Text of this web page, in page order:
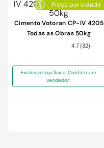
preço por cidade
Cimento Votoran CP-IV 4205
Todas as Obras 50kg
4.7(32)
Exclusivo loja física: Contate um
vendedor!
º
porta
º chuveiro